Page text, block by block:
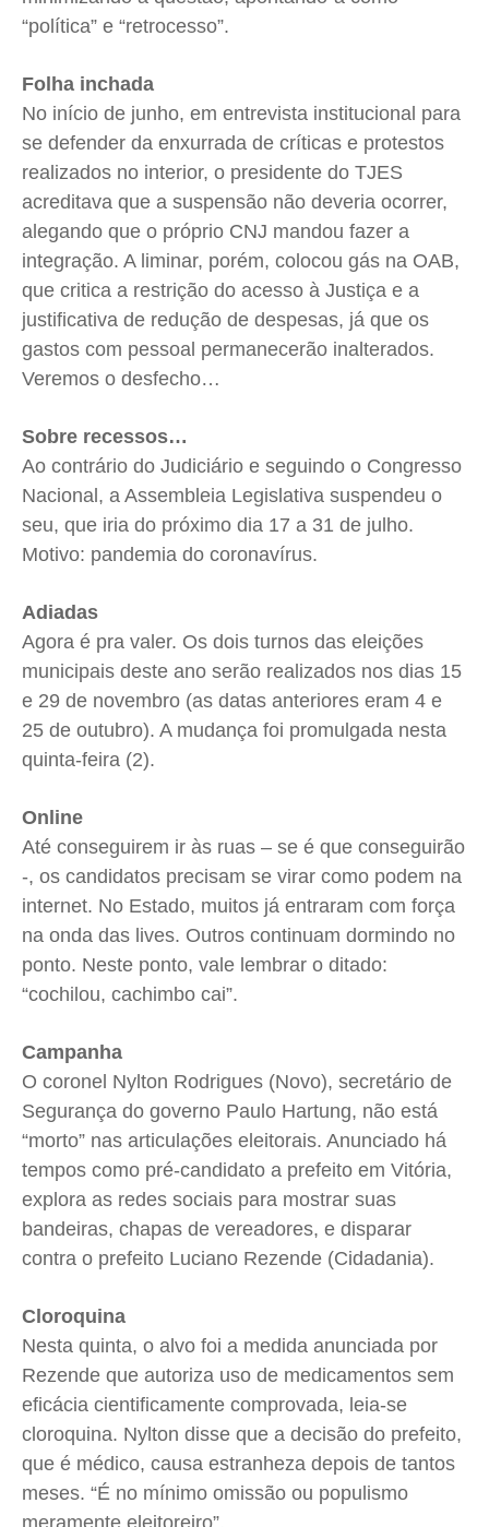
“política” e “retrocesso”.
Folha inchada
No início de junho, em entrevista institucional para
se defender da enxurrada de críticas e protestos
realizados no interior, o presidente do TJES
acreditava que a suspensão não deveria ocorrer,
alegando que o próprio CNJ mandou fazer a
integração. A liminar, porém, colocou gás na OAB,
que critica a restrição do acesso à Justiça e a
justificativa de redução de despesas, já que os
gastos com pessoal permanecerão inalterados.
Veremos o desfecho…
Sobre recessos…
Ao contrário do Judiciário e seguindo o Congresso
Nacional, a Assembleia Legislativa suspendeu o
seu, que iria do próximo dia 17 a 31 de julho.
Motivo: pandemia do coronavírus.
Adiadas
Agora é pra valer. Os dois turnos das eleições
municipais deste ano serão realizados nos dias 15
e 29 de novembro (as datas anteriores eram 4 e
25 de outubro). A mudança foi promulgada nesta
quinta-feira (2).
Online
Até conseguirem ir às ruas – se é que conseguirão
-, os candidatos precisam se virar como podem na
internet. No Estado, muitos já entraram com força
na onda das lives. Outros continuam dormindo no
ponto. Neste ponto, vale lembrar o ditado:
“cochilou, cachimbo cai”.
Campanha
O coronel Nylton Rodrigues (Novo), secretário de
Segurança do governo Paulo Hartung, não está
“morto” nas articulações eleitorais. Anunciado há
tempos como pré-candidato a prefeito em Vitória,
explora as redes sociais para mostrar suas
bandeiras, chapas de vereadores, e disparar
contra o prefeito Luciano Rezende (Cidadania).
Cloroquina
Nesta quinta, o alvo foi a medida anunciada por
Rezende que autoriza uso de medicamentos sem
eficácia cientificamente comprovada, leia-se
cloroquina. Nylton disse que a decisão do prefeito,
que é médico, causa estranheza depois de tantos
meses. “É no mínimo omissão ou populismo
meramente eleitoreiro”.